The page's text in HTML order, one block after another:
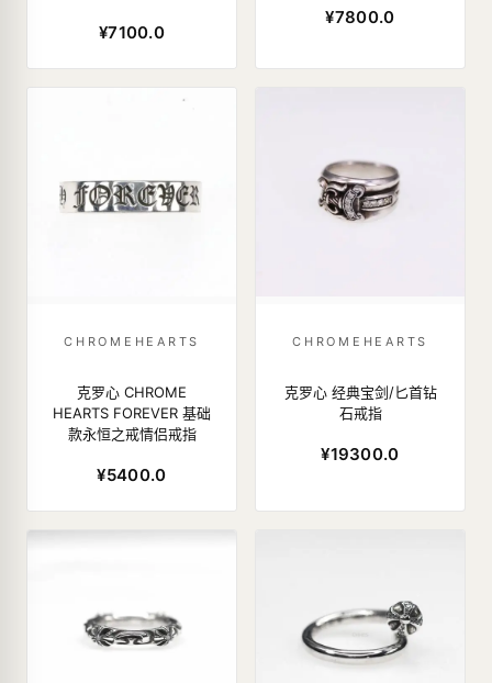
¥7100.0
¥7800.0
CHROMEHEARTS
克罗心 CHROME
HEARTS FOREVER 基础
款永恒之戒情侣戒指
¥5400.0
CHROMEHEARTS
克罗心 经典宝剑/匕首钻
石戒指
¥19300.0